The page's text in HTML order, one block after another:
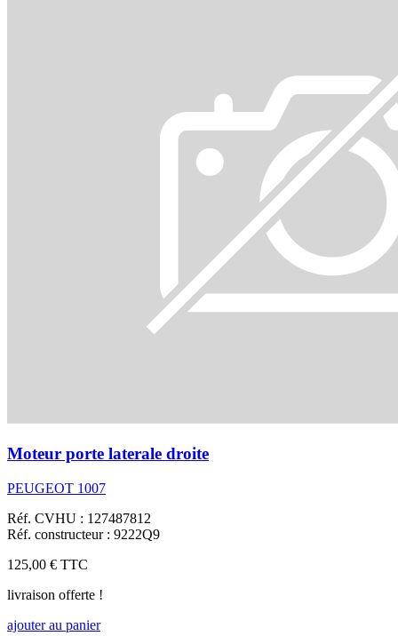
Moteur porte laterale droite
PEUGEOT 1007
Réf. CVHU : 127487812
Réf. constructeur : 9222Q9
125,00 € TTC
livraison offerte !
ajouter au panier